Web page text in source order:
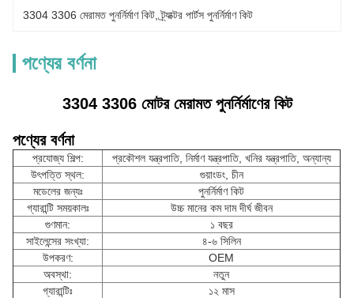
3304 3306 মেরামত পুনর্নির্মাণ কিট , ট্র্যাক্টর পার্টস পুনর্নির্মাণ কিট
পণ্যের বর্ণনা
3304 3306 মোটর মেরামত পুনর্নির্মাণের কিট
পণ্যের বর্ণনা
প্রযোজ্য শিল্প:
প্রকৌশল যন্ত্রপাতি, নির্মাণ যন্ত্রপাতি, খনির যন্ত্রপাতি, অন্যান্য
উৎপত্তি স্থল:
গুয়াংডং, চীন
মডেলের জন্যঃ
পুনর্নির্মাণ কিট
গ্যারান্টি সময়কালঃ
উচ্চ মানের কম দাম দীর্ঘ জীবন
গুণমান:
১ বছর
সাইলেন্সের সংখ্যা:
৪-৬ সিলিন
উপকরণ:
OEM
অবস্থা:
নতুন
গ্যারান্টিঃ
১২ মাস